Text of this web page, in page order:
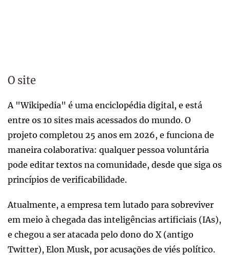
O site
A "Wikipedia" é uma enciclopédia digital, e está
entre os 10 sites mais acessados do mundo. O
projeto completou 25 anos em 2026, e funciona de
maneira colaborativa: qualquer pessoa voluntária
pode editar textos na comunidade, desde que siga os
princípios de verificabilidade.
Atualmente, a empresa tem lutado para sobreviver
em meio à chegada das inteligências artificiais (IAs),
e chegou a ser atacada pelo dono do X (antigo
Twitter), Elon Musk, por acusações de viés político.